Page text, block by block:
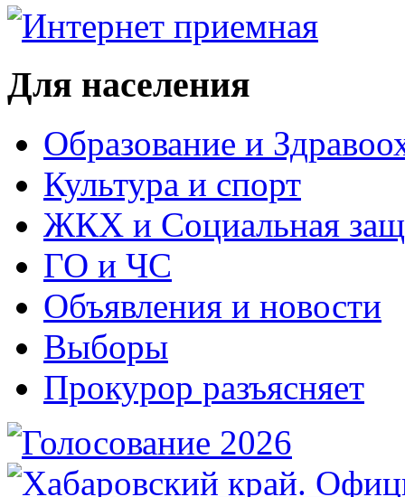
Для населения
Образование и
Культура и спорт
ЖКХ и Социальная
ГО и ЧС
Объявления и новости
Выборы
Прокурор разъясняет